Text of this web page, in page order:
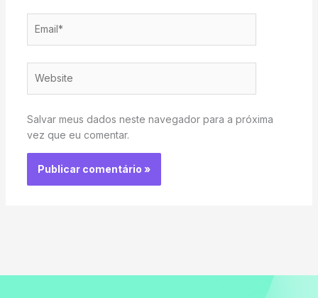
Salvar meus dados neste navegador para a próxima
vez que eu comentar.